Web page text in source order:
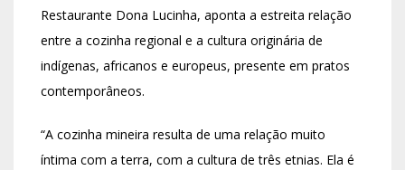
Restaurante Dona Lucinha, aponta a estreita relação
entre a cozinha regional e a cultura originária de
indígenas, africanos e europeus, presente em pratos
contemporâneos.
“A cozinha mineira resulta de uma relação muito
íntima com a terra, com a cultura de três etnias. Ela é